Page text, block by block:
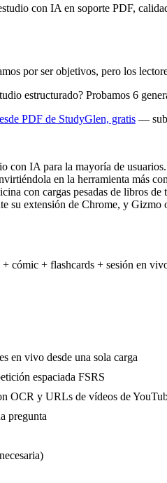
con IA en soporte PDF,
por ser objetivos, pero los
estructurado? Probamos 6
PDF de StudyGlen, gratis —
con IA para la mayoría de
en la herramienta más
con cargas pesadas de libros
su extensión de Chrome, y Gizmo
cómic + flashcards + sesión en
en vivo desde una sola carga
espaciada FSRS
OCR y URLs de vídeos de
pregunta